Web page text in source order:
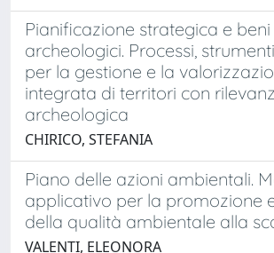
Pianificazione strategica e beni
archeologici. Processi,
per la gestione e la
integrata di territori con
archeologica
CHIRICO, STEFANIA
Piano delle azioni ambientali.
applicativo per la promozione
della qualità ambientale alla
VALENTI, ELEONORA